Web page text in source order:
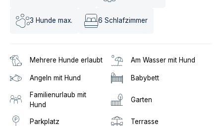
3 Hunde max. 6 Schlafzimmer
Mehrere Hunde erlaubt Am Wasser mit Hund
Angeln mit Hund Babybett
Familienurlaub mit
Hund
Garten
Parkplatz Terrasse